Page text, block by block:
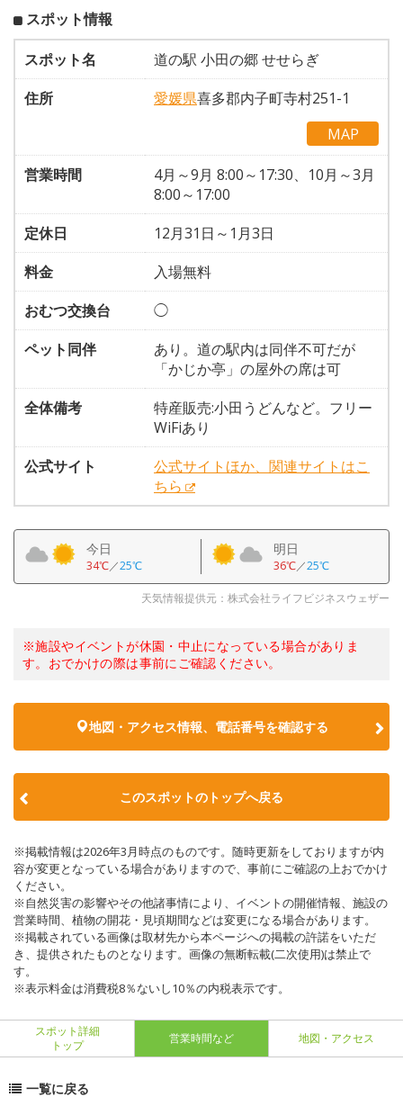
スポット情報
スポット名
道の駅 小田の郷 せせらぎ
住所
愛媛県喜多郡内子町寺村251-1
MAP
営業時間
4月～9月 8:00～17:30、10月～3月
8:00～17:00
定休日
12月31日～1月3日
料金
入場無料
おむつ交換台
◯
ペット同伴
あり。道の駅内は同伴不可だが
「かじか亭」の屋外の席は可
全体備考
特産販売:小田うどんなど。フリー
WiFiあり
公式サイト
公式サイトほか、関連サイトはこ
ちら
今日
34℃／25℃
明日
36℃／25℃
天気情報提供元：株式会社ライフビジネスウェザー
※施設やイベントが休園・中止になっている場合がありま
す。おでかけの際は事前にご確認ください。
地図・アクセス情報、電話番号を確認する
このスポットのトップへ戻る
※掲載情報は2026年3月時点のものです。随時更新をしておりますが内
容が変更となっている場合がありますので、事前にご確認の上おでかけ
ください。
※自然災害の影響やその他諸事情により、イベントの開催情報、施設の
営業時間、植物の開花・見頃期間などは変更になる場合があります。
※掲載されている画像は取材先から本ページへの掲載の許諾をいただ
き、提供されたものとなります。画像の無断転載(二次使用)は禁止で
す。
※表示料金は消費税8％ないし10％の内税表示です。
スポット詳細
トップ
営業時間など 地図・アクセス
一覧に戻る